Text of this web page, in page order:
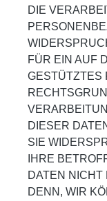
DIE
FÜR EIN AUF
GESTÜTZTES
DIESER
SIE
IHRE
DATEN NICHT
DENN, WIR